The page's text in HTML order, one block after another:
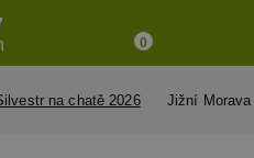
0
na chatě 2026 Jižní Morava